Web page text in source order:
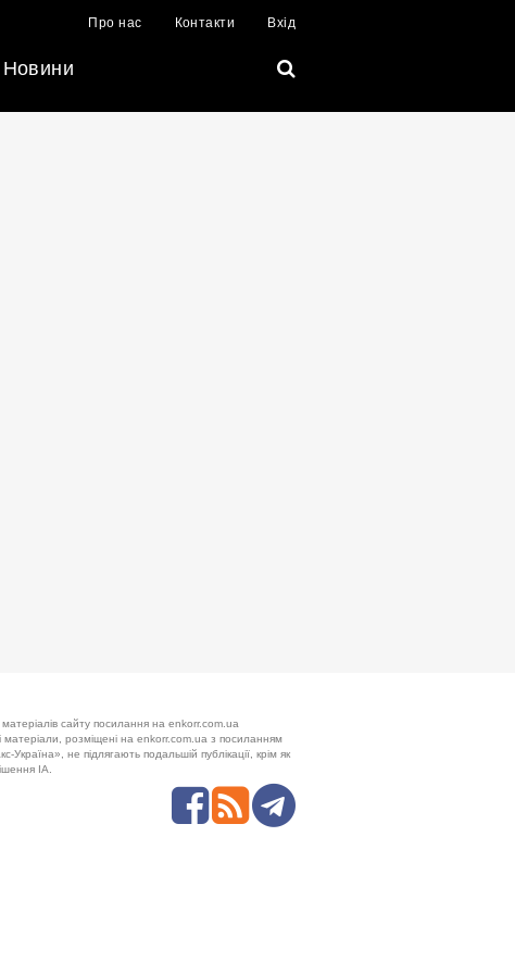
Про нас Контакти Вхід
Новини
матеріалів сайту посилання на enkorr.com.ua
матеріали, розміщені на enkorr.com.ua з посиланням
Україна», не підлягають подальшій публікації, крім як
ІА.